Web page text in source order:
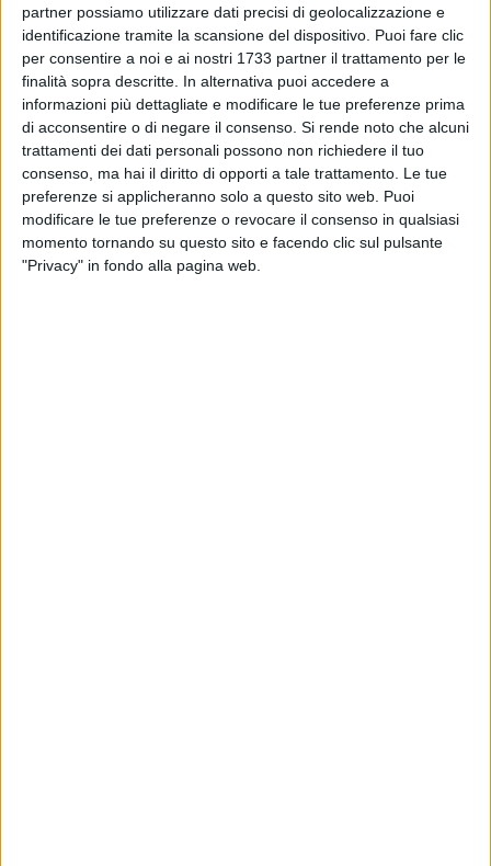
partner possiamo utilizzare dati precisi di geolocalizzazione e
identificazione tramite la scansione del dispositivo. Puoi fare clic
per consentire a noi e ai nostri 1733 partner il trattamento per le
finalità sopra descritte. In alternativa puoi accedere a
informazioni più dettagliate e modificare le tue preferenze prima
di acconsentire o di negare il consenso. Si rende noto che alcuni
trattamenti dei dati personali possono non richiedere il tuo
consenso, ma hai il diritto di opporti a tale trattamento. Le tue
preferenze si applicheranno solo a questo sito web. Puoi
modificare le tue preferenze o revocare il consenso in qualsiasi
momento tornando su questo sito e facendo clic sul pulsante
"Privacy" in fondo alla pagina web.
2018 quale "Anno rossiniano" in occasione del 150° anno
dalla morte di Gioachino Rossini, la presenza del
Conservatorio di musica Egidio Romualdo Duni e del
Conservatorio di musica Gioachino Rossini, si è ritenuto
auspicabile integrare le politiche culturali e turistiche per la
promozione e lo sviluppo dei due centri. Entrambe le
Amministrazioni si ritroveranno impegnate da oggi a
perseguire determinati obiettivi quali le definizioni di
programmi, anche pluriennali, in ambito turistico e culturale;
l'ideazione di progetti e iniziative culturali e turistiche
comuni; la definizione di un calendario coordinato di eventi